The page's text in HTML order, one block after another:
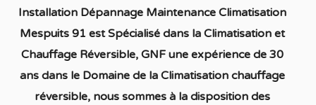
Installation Dépannage Maintenance Climatisation
Mespuits 91est Spécialisé dans la Climatisation et
Chauffage Réversible, GNF une expérience de 30
ans dans le Domaine de la Climatisation chauffage
réversible, nous sommes à la disposition des